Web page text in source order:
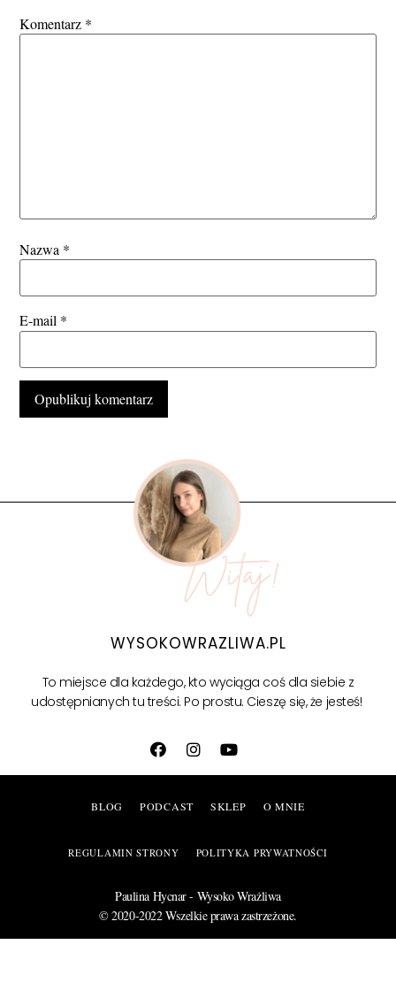
Komentarz *
Nazwa *
E-mail *
WYSOKOWRAZLIWA.PL
To miejsce dla każdego, kto wyciąga coś dla siebie z
udostępnianych tu treści. Po prostu. Cieszę się, że jesteś!
BLOG PODCAST SKLEP O MNIE
REGULAMIN STRONY POLITYKA PRYWATNOŚCI
Paulina Hycnar - Wysoko Wrażliwa
© 2020-2022 Wszelkie prawa zastrzeżone.